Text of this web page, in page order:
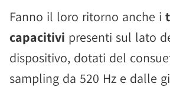
Fanno il loro ritorno anche i
capacitivi presenti sul lato
dispositivo, dotati del
sampling da 520 Hz e dalle